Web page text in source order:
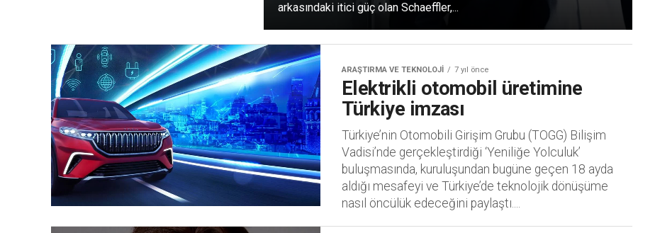
arkasındaki itici güç olan Schaeffler,...
ARAŞTIRMA VE TEKNOLOJI 7 yıl önce
Elektrikli otomobil üretimine
Türkiye imzası
Türkiye’nin Otomobili Girişim Grubu (TOGG) Bilişim
Vadisi’nde gerçekleştirdiği ‘Yeniliğe Yolculuk’
buluşmasında, kuruluşundan bugüne geçen 18 ayda
aldığı mesafeyi ve Türkiye’de teknolojik dönüşüme
nasıl öncülük edeceğini paylaştı....